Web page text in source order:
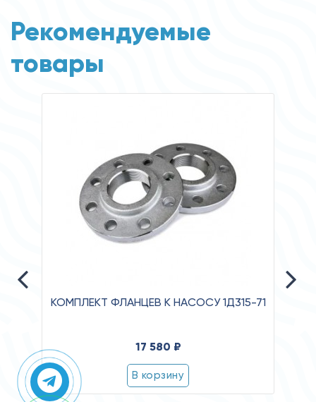
Рекомендуемые
товары
КОМПЛЕКТ ФЛАНЦЕВ К НАСОСУ 1Д315-71
17 580 ₽
В корзину